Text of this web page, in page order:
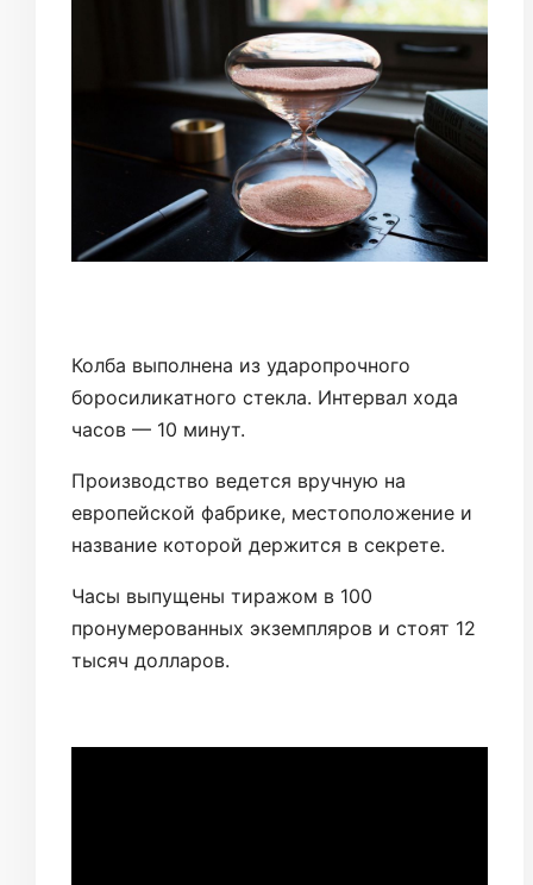
Колба выполнена из ударопрочного
боросиликатного стекла. Интервал хода
часов — 10 минут.
Производство ведется вручную на
европейской фабрике, местоположение и
название которой держится в секрете.
Часы выпущены тиражом в 100
пронумерованных экземпляров и стоят 12
тысяч долларов.